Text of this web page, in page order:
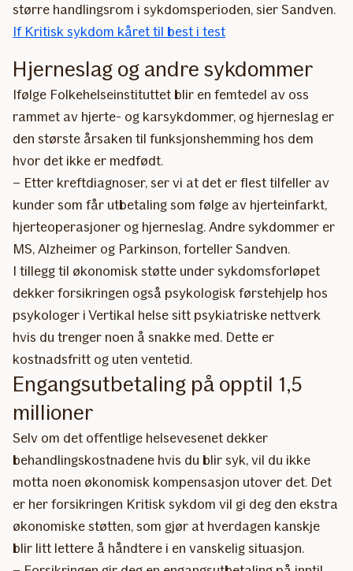
større handlingsrom i sykdomsperioden, sier Sandven.
If Kritisk sykdom kåret til best i test
Hjerneslag og andre sykdommer
Ifølge Folkehelseinstituttet blir en femtedel av oss
rammet av hjerte- og karsykdommer, og hjerneslag er
den største årsaken til funksjonshemming hos dem
hvor det ikke er medfødt.
– Etter kreftdiagnoser, ser vi at det er flest tilfeller av
kunder som får utbetaling som følge av hjerteinfarkt,
hjerteoperasjoner og hjerneslag. Andre sykdommer er
MS, Alzheimer og Parkinson, forteller Sandven.
I tillegg til økonomisk støtte under sykdomsforløpet
dekker forsikringen også psykologisk førstehjelp hos
psykologer i Vertikal helse sitt psykiatriske nettverk
hvis du trenger noen å snakke med. Dette er
kostnadsfritt og uten ventetid.
Engangsutbetaling på opptil 1,5
millioner
Selv om det offentlige helsevesenet dekker
behandlingskostnadene hvis du blir syk, vil du ikke
motta noen økonomisk kompensasjon utover det. Det
er her forsikringen Kritisk sykdom vil gi deg den ekstra
økonomiske støtten, som gjør at hverdagen kanskje
blir litt lettere å håndtere i en vanskelig situasjon.